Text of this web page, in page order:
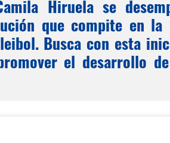
Hiruela se
que compite en la
Busca con esta
el desarrollo